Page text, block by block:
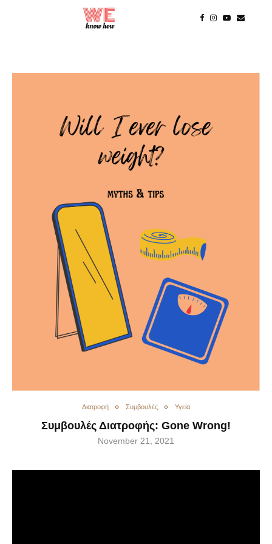
Διατροφή Συμβουλές Υγεία
Συμβουλές Διατροφής: Gone Wrong!
November 21, 2021